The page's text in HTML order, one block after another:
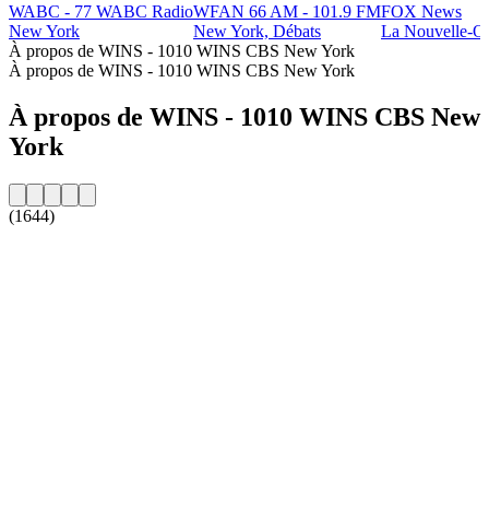
WABC - 77 WABC Radio
New York
WFAN 66 AM - 101.9 FM
New York, Débats
FOX News
La Nouvelle-
À propos de WINS - 1010 WINS CBS New York
À propos de WINS - 1010 WINS CBS New York
À propos de WINS - 1010 WINS CBS New
York
(1644)